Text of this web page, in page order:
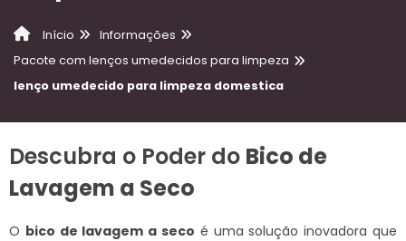
Início
Informações
Pacote com lenços umedecidos para limpeza
lenço umedecido para limpeza domestica
Descubra o Poder do Bico de
Lavagem a Seco
O bico de lavagem a seco é uma solução inovadora que